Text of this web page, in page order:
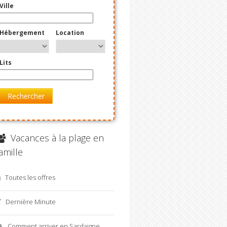
Location
Rechercher
Vacances à la plage en
Toutes les offres
Dernière Minute